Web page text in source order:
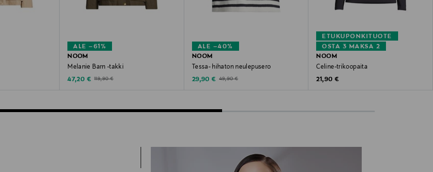
ALE –61%
NOOM
Melanie Barn -takki
Discounted Price
47,20 € Original Price
119,90 €
ALE –40%
NOOM
Tessa- hihaton neulepusero
Discounted Price
29,90 € Original Price
49,90 €
OSTA 3 MAKSA 2
ETUKUPONKITUOTE
NOOM
Celine-trikoopaita
Original Price
21,90 €